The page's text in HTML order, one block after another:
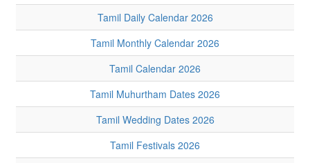
Tamil Daily Calendar 2026
Tamil Monthly Calendar 2026
Tamil Calendar 2026
Tamil Muhurtham Dates 2026
Tamil Wedding Dates 2026
Tamil Festivals 2026